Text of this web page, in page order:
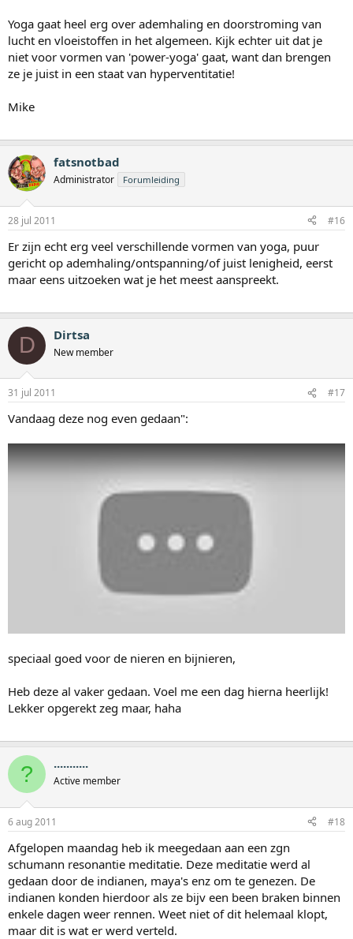
Yoga gaat heel erg over ademhaling en doorstroming van
lucht en vloeistoffen in het algemeen. Kijk echter uit dat je
niet voor vormen van 'power-yoga' gaat, want dan brengen
ze je juist in een staat van hyperventitatie!
Mike
fatsnotbad
Administrator Forumleiding
28 jul 2011 #16
Er zijn echt erg veel verschillende vormen van yoga, puur
gericht op ademhaling/ontspanning/of juist lenigheid, eerst
maar eens uitzoeken wat je het meest aanspreekt.
D Dirtsa
New member
31 jul 2011 #17
Vandaag deze nog even gedaan":
speciaal goed voor de nieren en bijnieren,
Heb deze al vaker gedaan. Voel me een dag hierna heerlijk!
Lekker opgerekt zeg maar, haha
? ...........
Active member
6 aug 2011 #18
Afgelopen maandag heb ik meegedaan aan een zgn
schumann resonantie meditatie. Deze meditatie werd al
gedaan door de indianen, maya's enz om te genezen. De
indianen konden hierdoor als ze bijv een been braken binnen
enkele dagen weer rennen. Weet niet of dit helemaal klopt,
maar dit is wat er werd verteld.